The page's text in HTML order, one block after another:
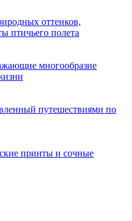
оттенков,
птичьего полета
многообразие
путешествиями по
принты и сочные